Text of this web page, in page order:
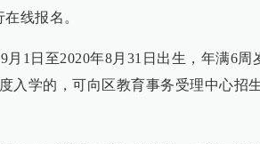
线报名。
1日至2020年8月31日出生，年满6周
入学的，可向区教育事务受理中心招